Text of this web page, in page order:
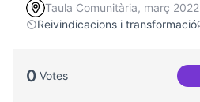
Taula Comunitària, març 2022
Reivindicacions i transformació
0 Votes